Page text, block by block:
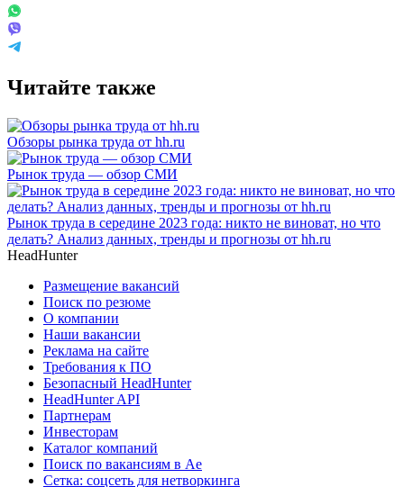
Читайте также
Обзоры рынка труда от hh.ru
Рынок труда — обзор СМИ
Рынок труда в середине 2023 года: никто не виноват, но что
делать? Анализ данных, тренды и прогнозы от hh.ru
HeadHunter
Размещение вакансий
Поиск по резюме
О компании
Наши вакансии
Реклама на сайте
Требования к ПО
Безопасный HeadHunter
HeadHunter API
Партнерам
Инвесторам
Каталог компаний
Поиск по вакансиям в Ае
Сетка: соцсеть для нетворкинга